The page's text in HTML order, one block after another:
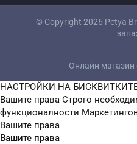
© Copyright 2026 Petya
Онлайн магазин
НАСТРОЙКИ НА
Вашите права Строго
функционалности
Вашите права
Вашите права